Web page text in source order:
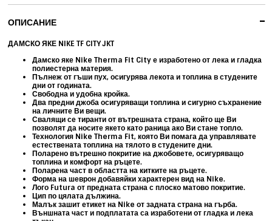
-
ОПИСАНИЕ
ДАМСКО ЯКЕ NIKE TF CITY JKT
Дамско яке Nike Therma Fit City е изработено от лека и гладка
полиестерна материя.
Пълнеж от гъши пух, осигурява лекота и топлина в студените
дни от годината.
Свободна и удобна кройка.
Два предни джоба осигуряващи топлина и сигурно съхранение
на личните Ви вещи.
Свалящи се тиранти от вътрешната страна, който ще Ви
позволят да носите якето като раница ако Ви стане топло.
Технология Nike Therma Fit, която Ви помага да управлявате
естествената топлина на тялото в студените дни.
Поларено вътрешно покритие на джобовете, осигуряващо
топлина и комфорт на ръцете.
Поларена част в областта на китките на ръцете.
Форма на шеврон добавяйки характерен вид на Nike.
Лого Futura от предната страна с плоско матово покритие.
Цип по цялата дължина.
Малък зашит етикет на Nike от задната страна на гърба.
Външната част и подплатата са изработени от гладка и лека